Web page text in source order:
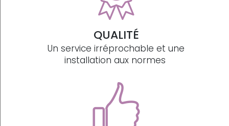
QUALITÉ
Un service irréprochable et une
installation aux normes